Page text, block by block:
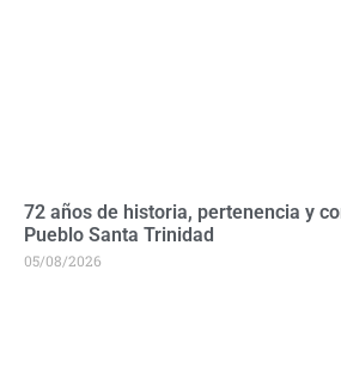
72 años de historia, pertenencia y
Pueblo Santa Trinidad
05/08/2026